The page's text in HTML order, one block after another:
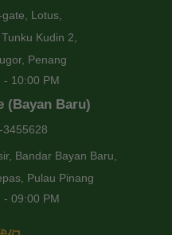
Lotus,
Kudin 2,
Penang
- 10:00 PM
(Bayan Baru)
3455628
Bandar Bayan Baru,
Pulau Pinang
- 09:00 PM